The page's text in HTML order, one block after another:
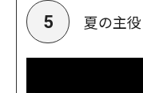
5 夏の主